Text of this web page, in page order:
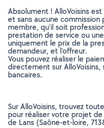
Absolument ! AlloVoisins
et sans aucune
membre, qu’il soit
prestation de service ou
uniquement le prix de la
demandeur, et l’offreur.
Vous pouvez réaliser le
directement sur AlloVoisins,
bancaires.
Sur AlloVoisins, trouvez
pour réaliser votre projet de
de Lans (Saône-et-loire,